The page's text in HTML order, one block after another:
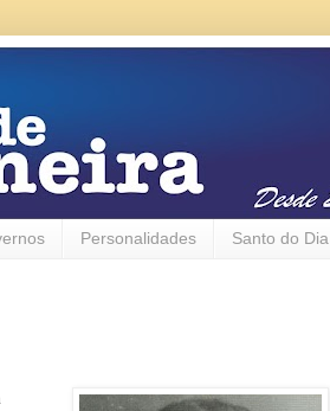
Personalidades Santo do Dia